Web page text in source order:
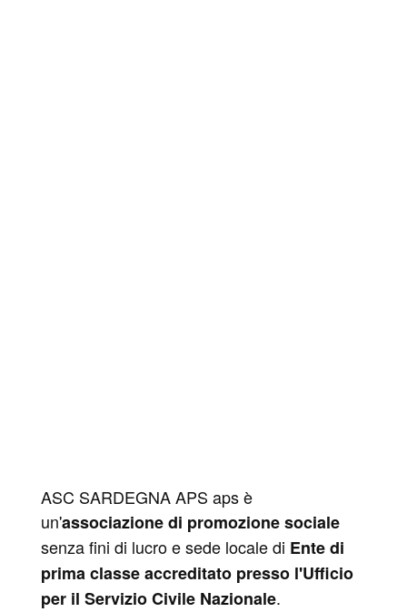
ASC SARDEGNA APS aps è
un'associazione di promozione sociale
senza fini di lucro e sede locale di Ente di
prima classe accreditato presso l'Ufficio
per il Servizio Civile Nazionale.